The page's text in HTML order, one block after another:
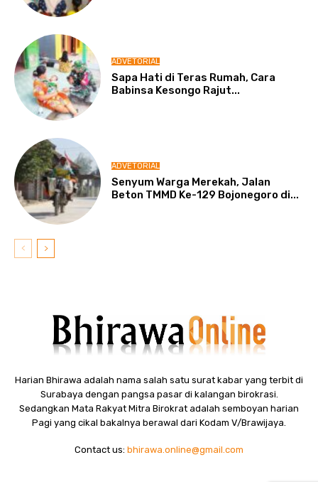
ADVETORIAL
Sapa Hati di Teras Rumah, Cara
Babinsa Kesongo Rajut...
ADVETORIAL
Senyum Warga Merekah, Jalan
Beton TMMD Ke-129 Bojonegoro di...
Harian Bhirawa adalah nama salah satu surat kabar yang terbit di
Surabaya dengan pangsa pasar di kalangan birokrasi.
Sedangkan Mata Rakyat Mitra Birokrat adalah semboyan harian
Pagi yang cikal bakalnya berawal dari Kodam V/Brawijaya.
Contact us: bhirawa.online@gmail.com